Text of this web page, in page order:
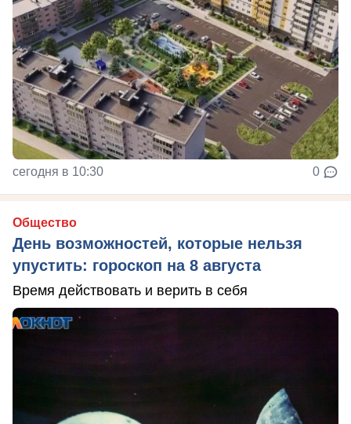
сегодня в 10:30 0
Общество
День возможностей, которые нельзя
упустить: гороскоп на 8 августа
Время действовать и верить в себя